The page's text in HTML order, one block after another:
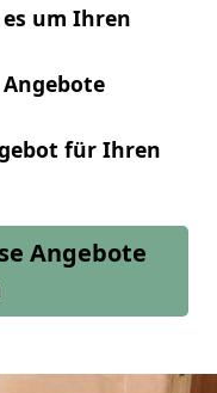
um Ihren
für Ihren
Angebote